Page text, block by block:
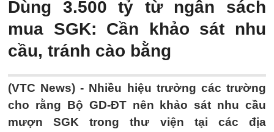
Dùng 3.500 tỷ từ ngân sách
mua SGK: Cần khảo sát nhu
cầu, tránh cào bằng
(VTC News) - Nhiều hiệu trưởng các trường
cho rằng Bộ GD-ĐT nên khảo sát nhu cầu
mượn SGK trong thư viện tại các địa